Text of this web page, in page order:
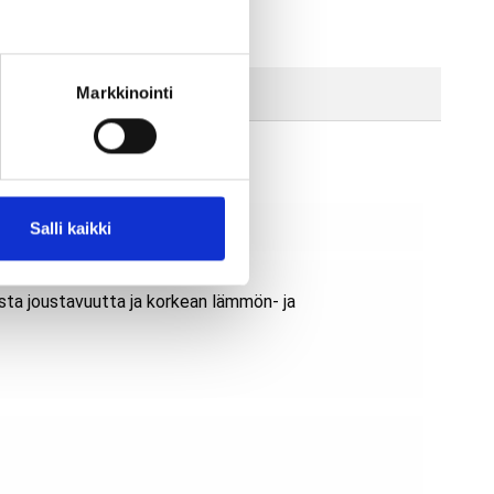
Markkinointi
Salli kaikki
OEM tuote.
joustavuutta ja korkean lämmön- ja